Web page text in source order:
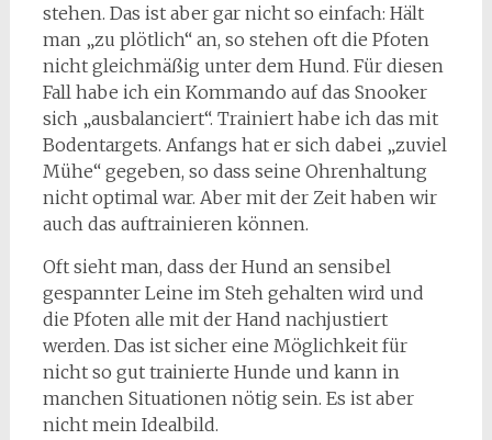
stehen. Das ist aber gar nicht so einfach: Hält
man „zu plötlich“ an, so stehen oft die Pfoten
nicht gleichmäßig unter dem Hund. Für diesen
Fall habe ich ein Kommando auf das Snooker
sich „ausbalanciert“. Trainiert habe ich das mit
Bodentargets. Anfangs hat er sich dabei „zuviel
Mühe“ gegeben, so dass seine Ohrenhaltung
nicht optimal war. Aber mit der Zeit haben wir
auch das auftrainieren können.
Oft sieht man, dass der Hund an sensibel
gespannter Leine im Steh gehalten wird und
die Pfoten alle mit der Hand nachjustiert
werden. Das ist sicher eine Möglichkeit für
nicht so gut trainierte Hunde und kann in
manchen Situationen nötig sein. Es ist aber
nicht mein Idealbild.